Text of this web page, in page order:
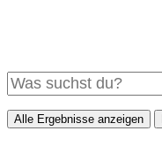
Alle Ergebnisse anzeigen